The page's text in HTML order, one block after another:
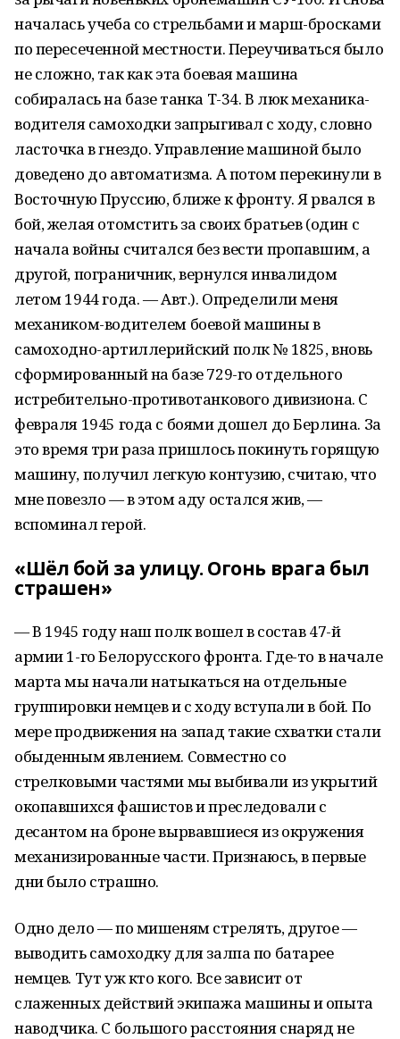
началась учеба со стрельбами и марш-бросками
по пересеченной местности. Переучиваться было
не сложно, так как эта боевая машина
собиралась на базе танка Т-34. В люк механика-
водителя самоходки запрыгивал с ходу, словно
ласточка в гнездо. Управление машиной было
доведено до автоматизма. А потом перекинули в
Восточную Пруссию, ближе к фронту. Я рвался в
бой, желая отомстить за своих братьев (один с
начала войны считался без вести пропавшим, а
другой, пограничник, вернулся инвалидом
летом 1944 года. — Авт.). Определили меня
механиком-водителем боевой машины в
самоходно-артиллерийский полк № 1825, вновь
сформированный на базе 729-го отдельного
истребительно-противотанкового дивизиона. С
февраля 1945 года с боями дошел до Берлина. За
это время три раза пришлось покинуть горящую
машину, получил легкую контузию, считаю, что
мне повезло — в этом аду остался жив, —
вспоминал герой.
«Шёл бой за улицу. Огонь врага был
страшен»
— В 1945 году наш полк вошел в состав 47-й
армии 1-го Белорусского фронта. Где-то в начале
марта мы начали натыкаться на отдельные
группировки немцев и с ходу вступали в бой. По
мере продвижения на запад такие схватки стали
обыденным явлением. Совместно со
стрелковыми частями мы выбивали из укрытий
окопавшихся фашистов и преследовали с
десантом на броне вырвавшиеся из окружения
механизированные части. Признаюсь, в первые
дни было страшно.
Одно дело — по мишеням стрелять, другое —
выводить самоходку для залпа по батарее
немцев. Тут уж кто кого. Все зависит от
слаженных действий экипажа машины и опыта
наводчика. С большого расстояния снаряд не